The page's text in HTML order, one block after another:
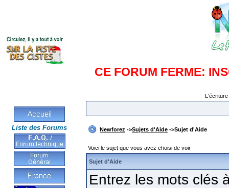
CE FORUM FERME:
Liste des Forums Newforez ->Sujets d'Aide ->Sujet d'Aide
Voici le sujet que vous avez choisi de voir
Sujet d'Aide
Entrez les mots clés